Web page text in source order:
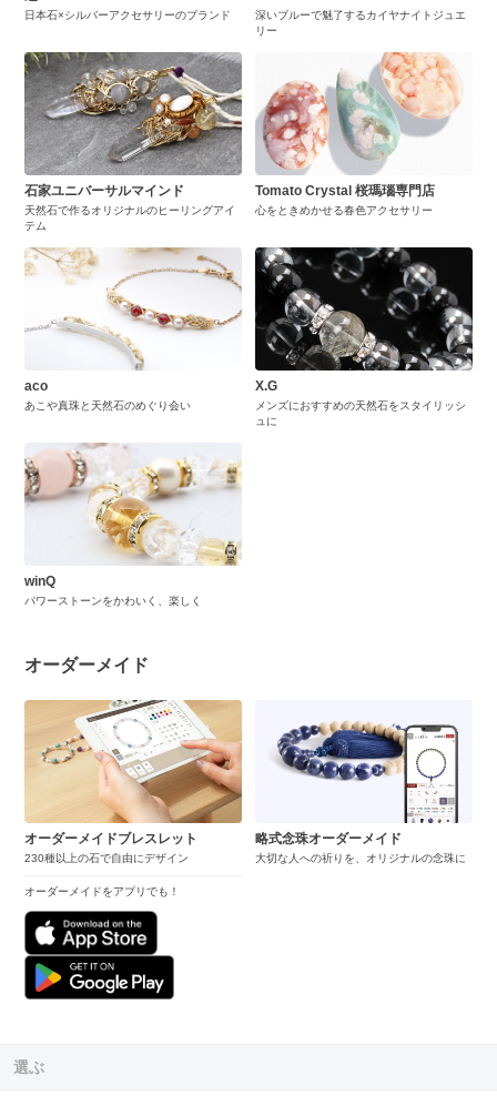
日本石×シルバーアクセサリーのブランド
深いブルーで魅了するカイヤナイトジュエ
リー
石家ユニバーサルマインド
天然石で作るオリジナルのヒーリングアイ
テム
Tomato Crystal 桜瑪瑙専門店
心をときめかせる春色アクセサリー
aco
あこや真珠と天然石のめぐり会い
X.G
メンズにおすすめの天然石をスタイリッシ
ュに
winQ
パワーストーンをかわいく、楽しく
オーダーメイド
オーダーメイドブレスレット
230種以上の石で自由にデザイン
オーダーメイドをアプリでも！
略式念珠オーダーメイド
大切な人への祈りを、オリジナルの念珠に
選ぶ